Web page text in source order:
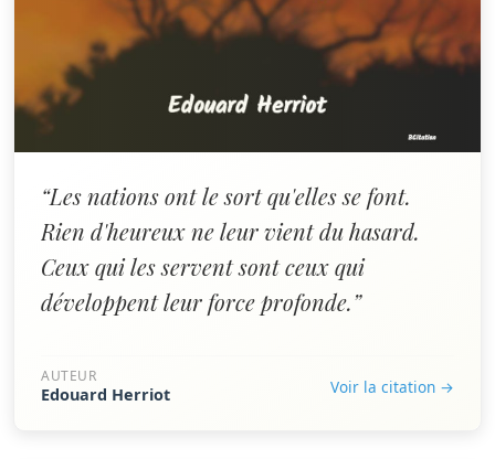
“Les nations ont le sort qu'elles se font.
Rien d'heureux ne leur vient du hasard.
Ceux qui les servent sont ceux qui
développent leur force profonde.”
AUTEUR
Edouard Herriot Voir la citation →